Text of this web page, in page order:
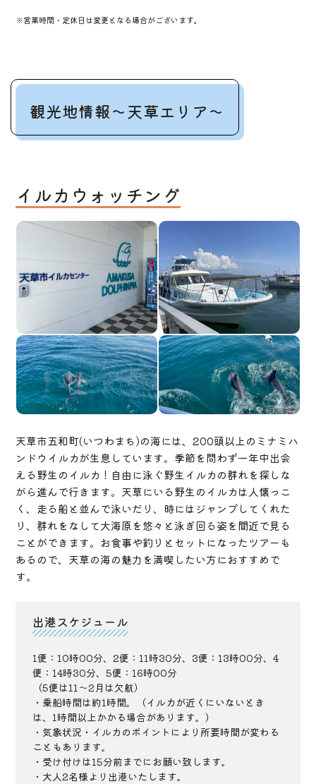
※営業時間・定休日は変更となる場合がございます。
観光地情報～天草エリア～
イルカウォッチング
天草市五和町(いつわまち)の海には、200頭以上のミナミハ
ンドウイルカが生息しています。季節を問わず一年中出会
える野生のイルカ！自由に泳ぐ野生イルカの群れを探しな
がら進んで行きます。天草にいる野生のイルカは人懐っこ
く、走る船と並んで泳いだり、時にはジャンプしてくれた
り、群れをなして大海原を悠々と泳ぎ回る姿を間近で見る
ことができます。お食事や釣りとセットになったツアーも
あるので、天草の海の魅力を満喫したい方におすすめで
す。
出港スケジュール
1便：10時00分、2便：11時30分、3便：13時00分、4
便：14時30分、5便：16時00分
（5便は11～2月は欠航）
・乗船時間は約1時間。（イルカが近くにいないとき
は、1時間以上かかる場合があります。）
・気象状況・イルカのポイントにより所要時間が変わる
こともあります。
・受け付けは15分前までにお願い致します。
・大人2名様より出港いたします。